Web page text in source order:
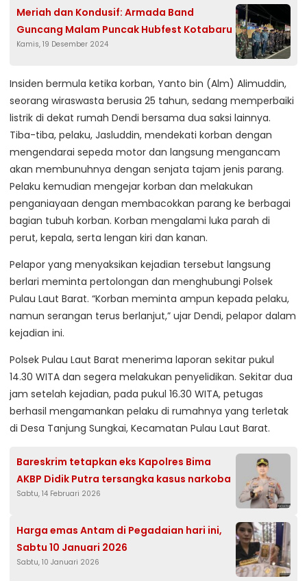
Meriah dan Kondusif: Armada Band
Guncang Malam Puncak Hubfest Kotabaru
Kamis, 19 Desember 2024
Insiden bermula ketika korban, Yanto bin (Alm) Alimuddin,
seorang wiraswasta berusia 25 tahun, sedang memperbaiki
listrik di dekat rumah Dendi bersama dua saksi lainnya.
Tiba-tiba, pelaku, Jasluddin, mendekati korban dengan
mengendarai sepeda motor dan langsung mengancam
akan membunuhnya dengan senjata tajam jenis parang.
Pelaku kemudian mengejar korban dan melakukan
penganiayaan dengan membacokkan parang ke berbagai
bagian tubuh korban. Korban mengalami luka parah di
perut, kepala, serta lengan kiri dan kanan.
Pelapor yang menyaksikan kejadian tersebut langsung
berlari meminta pertolongan dan menghubungi Polsek
Pulau Laut Barat. “Korban meminta ampun kepada pelaku,
namun serangan terus berlanjut,” ujar Dendi, pelapor dalam
kejadian ini.
Polsek Pulau Laut Barat menerima laporan sekitar pukul
14.30 WITA dan segera melakukan penyelidikan. Sekitar dua
jam setelah kejadian, pada pukul 16.30 WITA, petugas
berhasil mengamankan pelaku di rumahnya yang terletak
di Desa Tanjung Sungkai, Kecamatan Pulau Laut Barat.
Bareskrim tetapkan eks Kapolres Bima
AKBP Didik Putra tersangka kasus narkoba
Sabtu, 14 Februari 2026
Harga emas Antam di Pegadaian hari ini,
Sabtu 10 Januari 2026
Sabtu, 10 Januari 2026